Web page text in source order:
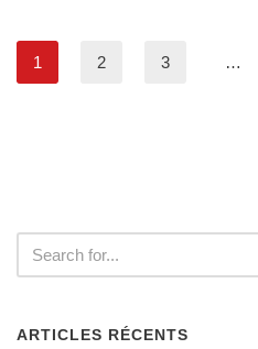
1 2 3 …
ARTICLES RÉCENTS